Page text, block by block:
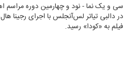
سی و یک نما - نود و چهارمین دوره مراسم
در دالبی تیاتر لس‌آنجلس با اجرای رجینا
فیلم به «کودا» رسید.